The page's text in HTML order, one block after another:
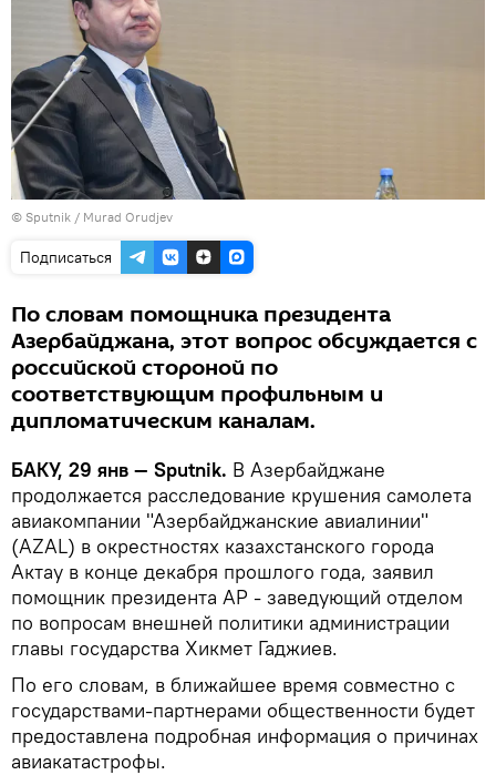
© Sputnik / Murad Orudjev
Подписаться
По словам помощника президента
Азербайджана, этот вопрос обсуждается с
российской стороной по
соответствующим профильным и
дипломатическим каналам.
БАКУ, 29 янв — Sputnik. В Азербайджане
продолжается расследование крушения самолета
авиакомпании "Азербайджанские авиалинии"
(AZAL) в окрестностях казахстанского города
Актау в конце декабря прошлого года, заявил
помощник президента АР - заведующий отделом
по вопросам внешней политики администрации
главы государства Хикмет Гаджиев.
По его словам, в ближайшее время совместно с
государствами-партнерами общественности будет
предоставлена подробная информация о причинах
авиакатастрофы.